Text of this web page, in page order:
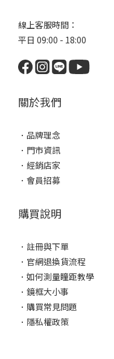
線上客服時間：
平日 09:00 - 18:00
關於我們
． 品牌理念
． 門市資訊
． 經銷店家
． 會員招募
購買說明
． 註冊與下單
． 官網退換貨流程
． 如何測量瞳距教學
． 鏡框大小事
． 購買常見問題
． 隱私權政策